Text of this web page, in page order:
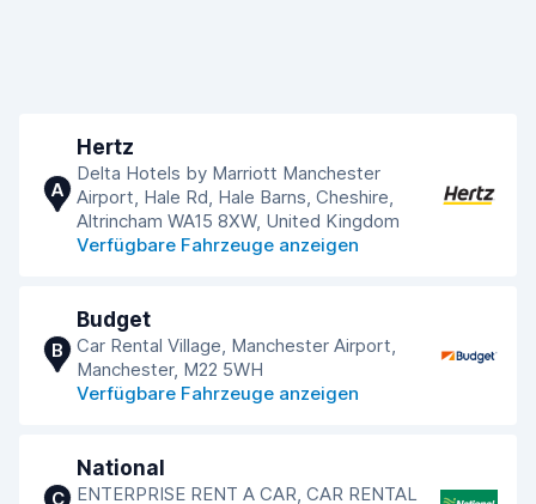
A
Hertz
Delta Hotels by Marriott Manchester
Airport, Hale Rd, Hale Barns, Cheshire,
Altrincham WA15 8XW, United Kingdom
Verfügbare Fahrzeuge anzeigen
B
Budget
Car Rental Village, Manchester Airport,
Manchester, M22 5WH
Verfügbare Fahrzeuge anzeigen
C
National
ENTERPRISE RENT A CAR, CAR RENTAL